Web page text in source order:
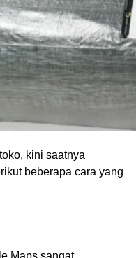
kini saatnya
beberapa cara yang
Maps sangat